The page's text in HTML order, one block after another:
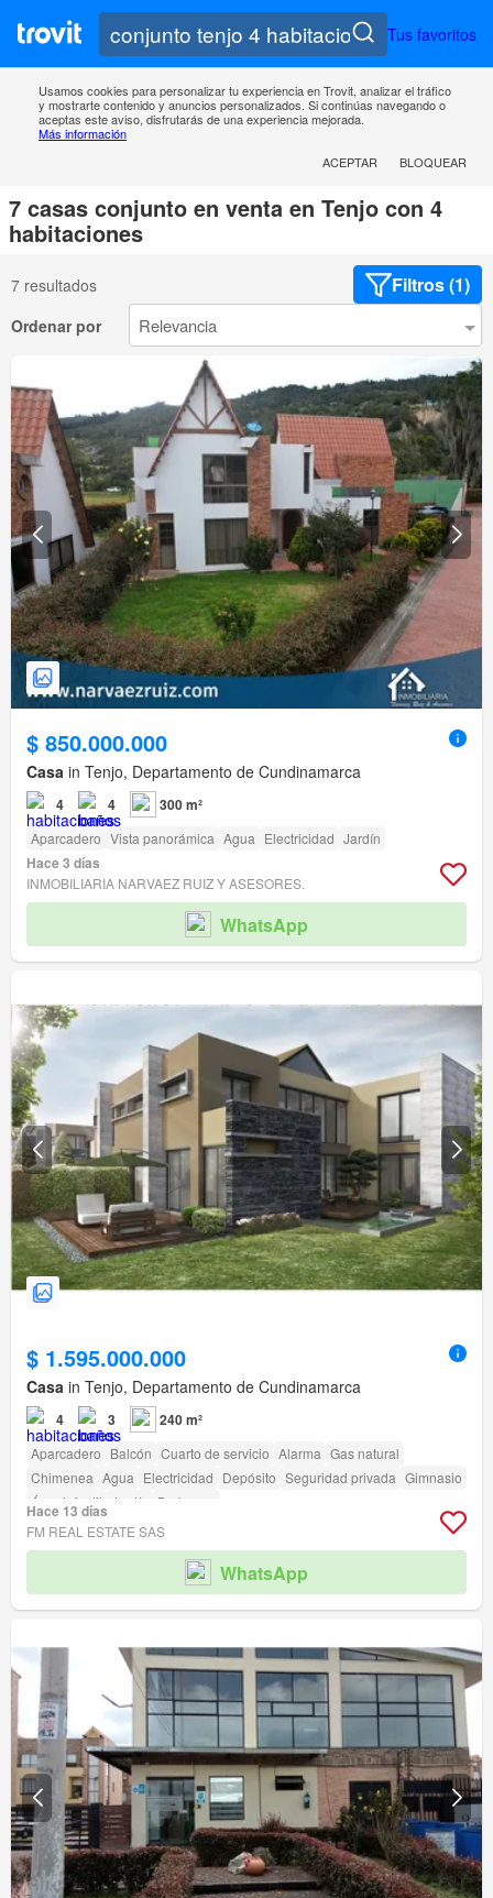
Tus favoritos
Usamos cookies para personalizar tu experiencia en Trovit, analizar el tráfico
y mostrarte contenido y anuncios personalizados. Si continúas navegando o
aceptas este aviso, disfrutarás de una experiencia mejorada.
Más información
ACEPTAR
BLOQUEAR
7 casas conjunto en venta en Tenjo con 4
habitaciones
7 resultados Filtros (1)
Ordenar por
$ 850.000.000
Casa in Tenjo, Departamento de Cundinamarca
4 4 300 m²
Aparcadero Vista panorámica Agua Electricidad Jardín
Hace 3 días
INMOBILIARIA NARVAEZ RUIZ Y ASESORES.
WhatsApp
$ 1.595.000.000
Casa in Tenjo, Departamento de Cundinamarca
4 3 240 m²
Aparcadero Balcón Cuarto de servicio Alarma Gas natural
Chimenea Agua Electricidad Depósito Seguridad privada Gimnasio
Área infantil
Jardín Barbecue
Hace 13 días
FM REAL ESTATE SAS
WhatsApp